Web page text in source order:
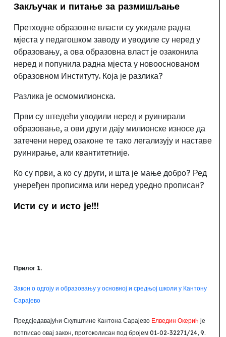
Закључак и питање за размишљање
Претходне образовне власти су укидале радна
мјеста у педагошком заводу и уводиле су неред у
образовању, а ова образовна власт је озаконила
неред и попунила радна мјеста у новооснованом
образовном Институту. Која је разлика?
Разлика је осмомилионска.
Први су штедећи уводили неред и руинирали
образовање, а ови други дају милионске износе да
затечени неред озаконе те тако легализују и наставе
руинирање, али квантитетније.
Ко су први, а ко су други, и шта је мање добро? Ред
унеређен прописима или неред уредно прописан?
Исти су и исто је!!!
Прилог 1.
Закон о одгоју и образовању у основној и средњој школи у Кантону
Сарајево
Предсједавајући Скупштине Кантона Сарајево Елведин Окерић је
потписао овај закон, протоколисан под бројем 01-02-32271/24, 9.